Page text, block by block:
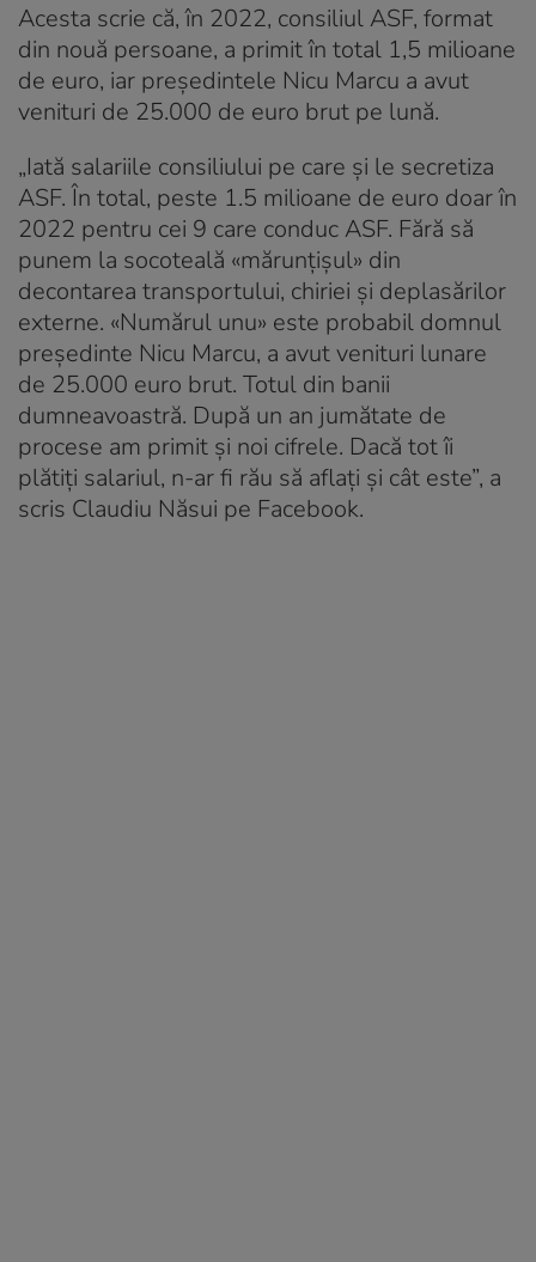
Acesta scrie că, în 2022, consiliul ASF, format
din nouă persoane, a primit în total 1,5 milioane
de euro, iar președintele Nicu Marcu a avut
venituri de 25.000 de euro brut pe lună.
„Iată salariile consiliului pe care și le secretiza
ASF. În total, peste 1.5 milioane de euro doar în
2022 pentru cei 9 care conduc ASF. Fără să
punem la socoteală «mărunțișul» din
decontarea transportului, chiriei și deplasărilor
externe. «Numărul unu» este probabil domnul
președinte Nicu Marcu, a avut venituri lunare
de 25.000 euro brut. Totul din banii
dumneavoastră. După un an jumătate de
procese am primit și noi cifrele. Dacă tot îi
plătiți salariul, n-ar fi rău să aflați și cât este”, a
scris Claudiu Năsui pe Facebook.